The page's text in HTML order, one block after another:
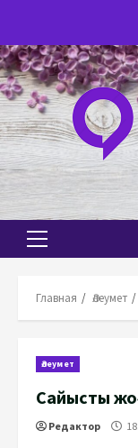
содержимому
Основное
Главная Әлеумет
Әлеумет
Сайысты
Редактор